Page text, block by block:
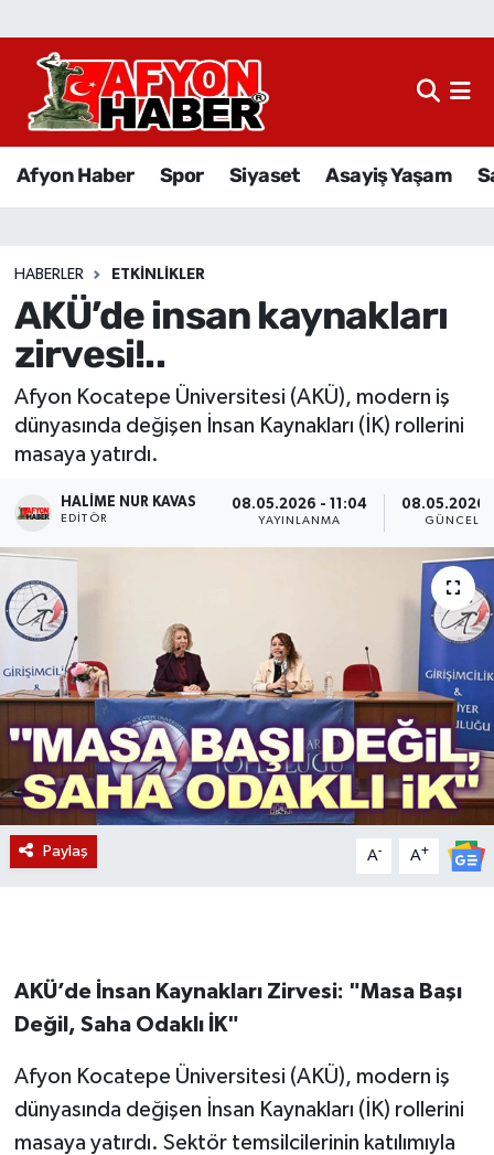
Afyon Haber Spor Siyaset Asayiş Yaşam
HABERLER ETKINLIKLER
AKÜ’de insan kaynakları
zirvesi!..
Afyon Kocatepe Üniversitesi (AKÜ), modern iş
dünyasında değişen İnsan Kaynakları (İK) rollerini
masaya yatırdı.
HALIME NUR KAVAS
EDITÖR
08.05.2026 - 11:04
YAYINLANMA
08.05.2026
Paylaş A- A+
AKÜ’de İnsan Kaynakları Zirvesi: "Masa Başı
Değil, Saha Odaklı İK"
Afyon Kocatepe Üniversitesi (AKÜ), modern iş
dünyasında değişen İnsan Kaynakları (İK) rollerini
masaya yatırdı. Sektör temsilcilerinin katılımıyla
Afyon Haber
Sağlık
Eğitim
Sivil Toplum
Etkinlikler